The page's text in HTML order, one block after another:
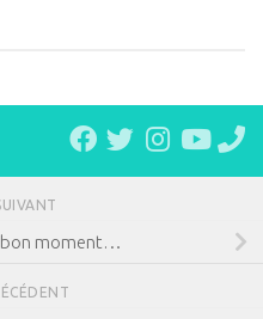
bon moment…